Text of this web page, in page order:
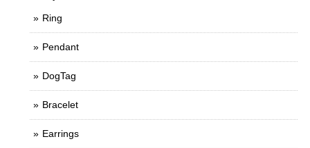
Ring
Pendant
DogTag
Bracelet
Earrings